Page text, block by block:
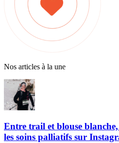
Nos articles à la une
Entre trail et blouse
les soins palliatifs sur